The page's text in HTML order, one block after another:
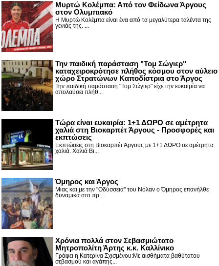
Μυρτώ Κολέμπα: Από τον Φείδωνα Άργους
στον Ολυμπιακό
Η Μυρτώ Κολέμπα είναι ένα από τα μεγαλύτερα ταλέντα της
γενιάς της. ...
Την παιδική παράσταση "Τομ Σώγιερ"
καταχειροκρότησε πλήθος κόσμου στον αύλειο
χώρο Στρατώνων Καποδίστρια στο Άργος
Την παιδική παράσταση "Τομ Σώγιερ" είχε την ευκαιρία να
απολαύσει πλήθ...
Τώρα είναι ευκαιρία: 1+1 ΔΩΡΟ σε αμέτρητα
χαλιά στη Βιοκαρπέτ Άργους - Προσφορές και
εκπτώσεις
Εκπτώσεις στη Βιοκαρπέτ Άργους με 1+1 ΔΩΡΟ σε αμέτρητα
χαλιά. Χαλιά Βι...
Όμηρος και Άργος
Μιας και με την "Οδύσσεια" του Νόλαν ο Όμηρος επανήλθε
δυναμικά στο πρ...
Χρόνια πολλά στον Σεβασμιώτατο
Μητροπολίτη Άρτης κ.κ. Καλλίνικο
Γράφει η Κατερίνα Σχισμένου:Με αισθήματα βαθύτατου
σεβασμού και αγάπης...